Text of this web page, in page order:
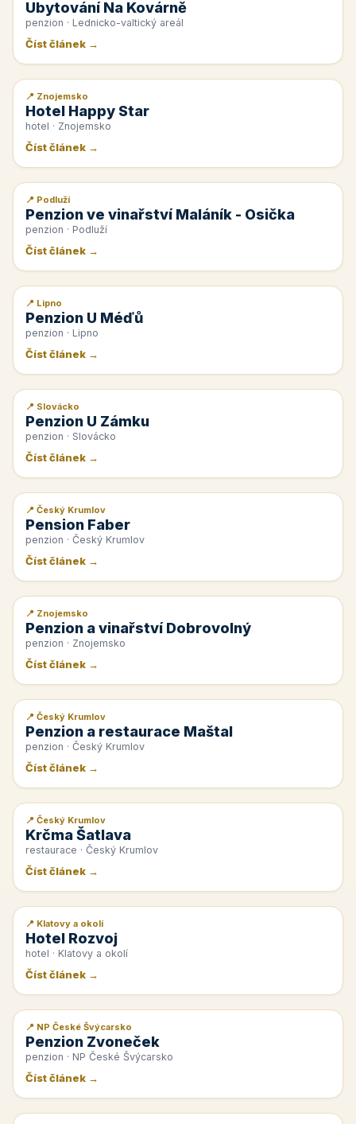
Ubytování Na Kovárně
penzion · Lednicko-valtický areál
Číst článek →
📰 PR článek
📍 Znojemsko
Hotel Happy Star
hotel · Znojemsko
Číst článek →
📰 PR článek
📍 Podluží
Penzion ve vinařství Maláník - Osička
penzion · Podluží
Číst článek →
📰 PR článek
📍 Lipno
Penzion U Méďů
penzion · Lipno
Číst článek →
📰 PR článek
📍 Slovácko
Penzion U Zámku
penzion · Slovácko
Číst článek →
📰 PR článek
📍 Český Krumlov
Pension Faber
penzion · Český Krumlov
Číst článek →
📰 PR článek
📍 Znojemsko
Penzion a vinařství Dobrovolný
penzion · Znojemsko
Číst článek →
📰 PR článek
📍 Český Krumlov
Penzion a restaurace Maštal
penzion · Český Krumlov
Číst článek →
📰 PR článek
📍 Český Krumlov
Krčma Šatlava
restaurace · Český Krumlov
Číst článek →
📰 PR článek
📍 Klatovy a okolí
Hotel Rozvoj
hotel · Klatovy a okolí
Číst článek →
📰 PR článek
📍 NP České Švýcarsko
Penzion Zvoneček
penzion · NP České Švýcarsko
Číst článek →